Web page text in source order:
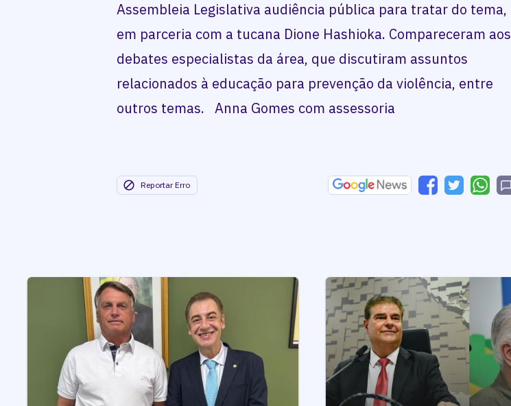
Assembleia Legislativa audiência pública para tratar do tema,
em parceria com a tucana Dione Hashioka. Compareceram aos
debates especialistas da área, que discutiram assuntos
relacionados à educação para prevenção da violência, entre
outros temas. Anna Gomes com assessoria
Reportar Erro